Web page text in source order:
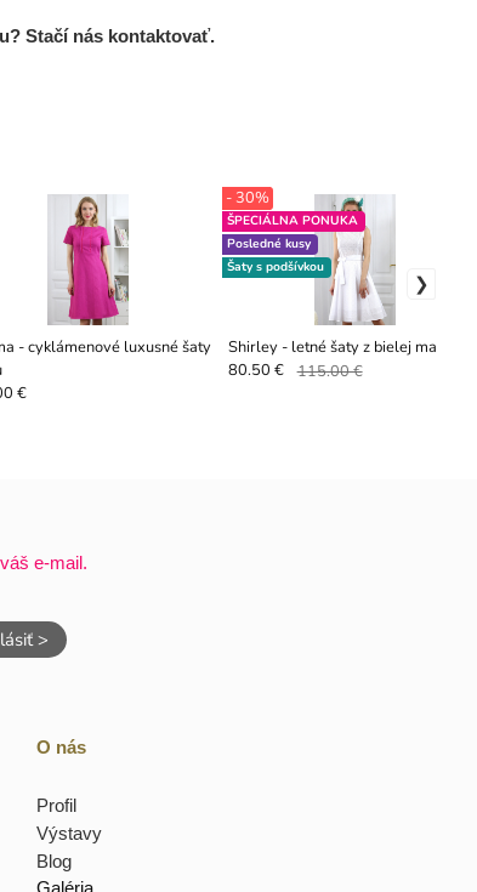
Stačí nás kontaktovať.
- cyklámenové luxusné šaty
€
Shirley - letné šaty z bielej madeiry
ŠPECIÁLNA PONUKA
Posledné kusy
Šaty s podšívkou
- 30%
80.50 € 115.00 €
e-mail.
>
O nás
Profil
Výstavy
Blog
Galéria